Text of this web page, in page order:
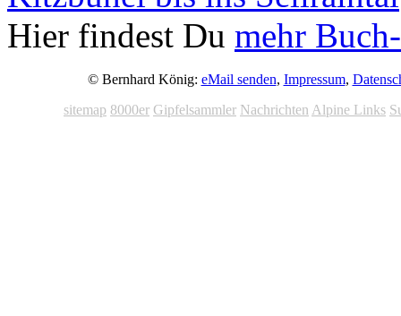
Hier findest Du mehr
© Bernhard König: eMail senden, Impressum,
sitemap 8000er Gipfelsammler Nachrichten Alpine Links